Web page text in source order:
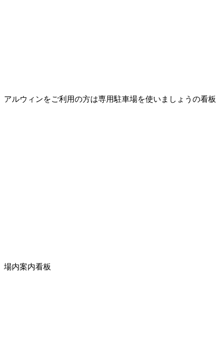
アルウィンをご利用の方は専用駐車場を使いましょうの看板
場内案内看板